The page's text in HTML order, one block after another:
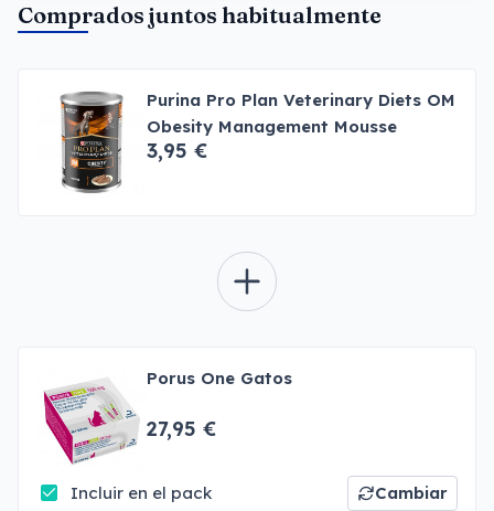
Comprados juntos habitualmente
Purina Pro Plan Veterinary Diets OM
Obesity Management Mousse
3,95 €
Porus One Gatos
27,95 €
Incluir en el pack Cambiar